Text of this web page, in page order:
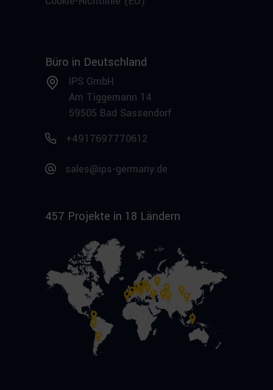
Büro in Deutschland
IPS GmbH
Am Tiggemann 14
59505 Bad Sassendorf
+4917697770612
sales@ips-germany.de
457 Projekte in 18 Ländern